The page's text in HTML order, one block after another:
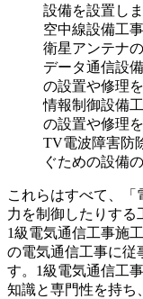
設備を設置しま
空中線設備工
衛星アンテナ
データ通信設
の設置や修理
情報制御設備
の設置や修理
TV電波障害防
ぐための設備
これらはすべて、「
力を制御したりする
1級電気通信工事施
の電気通信工事に従
す。1級電気通信工
知識と専門性を持ち